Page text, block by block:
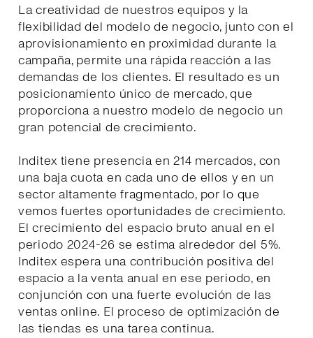
La creatividad de nuestros equipos y la
flexibilidad del modelo de negocio, junto con el
aprovisionamiento en proximidad durante la
campaña, permite una rápida reacción a las
demandas de los clientes. El resultado es un
posicionamiento único de mercado, que
proporciona a nuestro modelo de negocio un
gran potencial de crecimiento.
Inditex tiene presencia en 214 mercados, con
una baja cuota en cada uno de ellos y en un
sector altamente fragmentado, por lo que
vemos fuertes oportunidades de crecimiento.
El crecimiento del espacio bruto anual en el
periodo 2024-26 se estima alrededor del 5%.
Inditex espera una contribución positiva del
espacio a la venta anual en ese periodo, en
conjunción con una fuerte evolución de las
ventas online. El proceso de optimización de
las tiendas es una tarea continua.